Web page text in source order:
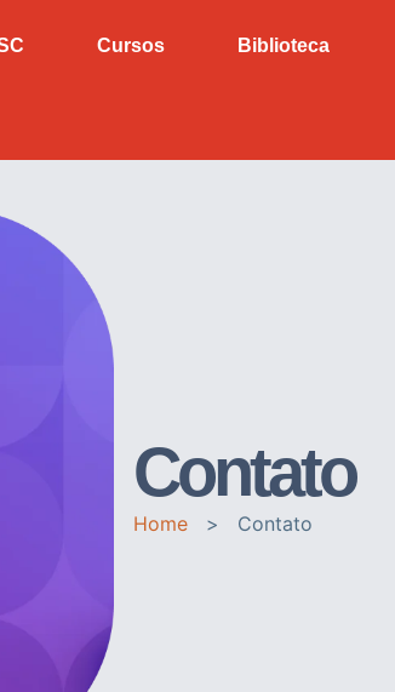
Cursos Biblioteca
Contato
Home > Contato